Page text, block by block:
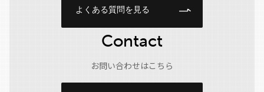
よくある質問を見る
Contact
お問い合わせはこちら